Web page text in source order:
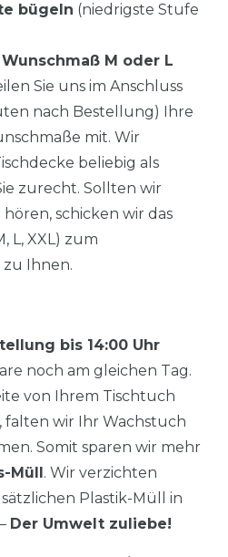
bügeln (niedrigste Stufe
Wunschmaß M oder L
Sie uns im Anschluss
nach Bestellung) Ihre
mit. Wir
beliebig als
zurecht. Sollten wir
schicken wir das
L, XXL) zum
Ihnen.
bis 14:00 Uhr
noch am gleichen Tag.
von Ihrem Tischtuch
falten wir Ihr Wachstuch
Somit sparen wir mehr
Müll. Wir verzichten
Plastik-Müll in
Der Umwelt zuliebe!